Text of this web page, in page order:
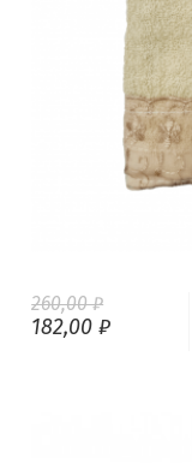
260,00 ₽
182,00 ₽